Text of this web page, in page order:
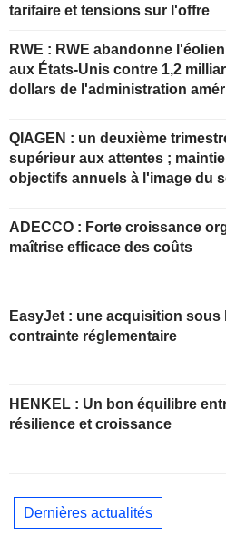
tarifaire et tensions sur l'offre
RWE : RWE abandonne l'éolien offshore
aux États-Unis contre 1,2
dollars de l'administration
QIAGEN : un deuxième trimestre
supérieur aux attentes ;
objectifs annuels à l'image du
ADECCO : Forte croissance organique et
maîtrise efficace des coûts
EasyJet : une acquisition sous
contrainte réglementaire
HENKEL : Un bon équilibre entre
résilience et croissance
Dernières actualités